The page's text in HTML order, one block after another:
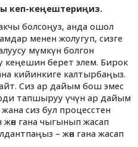
кеп-кеңештериңиз.
болсоңуз, анда ошол
менен жолугуп, сизге
мүмкүн болгон
берет элем. Бирок
кийинкиге калтырбаңыз.
Сиз ар дайым бош эмес
тапшыруу үчүн ар дайым
сиз бул процесстен
гана чыгынып жасап
– жөн гана жасап